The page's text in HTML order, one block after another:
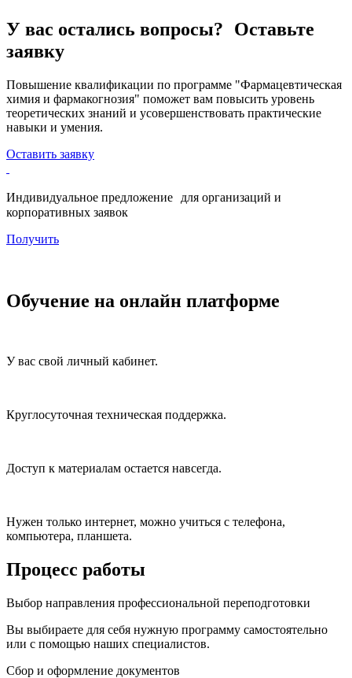
У вас остались вопросы? Оставьте
заявку
Повышение квалификации по программе "Фармацевтическая
химия и фармакогнозия" поможет вам повысить уровень
теоретических знаний и усовершенствовать практические
навыки и умения.
Оставить заявку
Индивидуальное предложение для организаций и
корпоративных заявок
Получить
Обучение на онлайн платформе
У вас свой личный кабинет.
Круглосуточная техническая поддержка.
Доступ к материалам остается навсегда.
Нужен только интернет, можно учиться с телефона,
компьютера, планшета.
Процесс работы
Выбор направления профессиональной переподготовки
Вы выбираете для себя нужную программу самостоятельно
или с помощью наших специалистов.
Сбор и оформление документов